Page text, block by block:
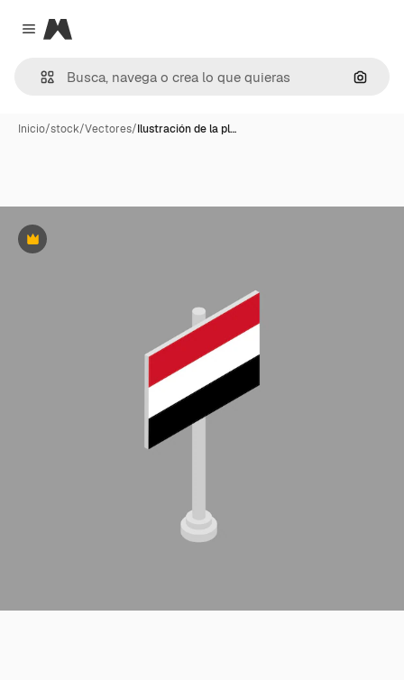
Close menu
Magnific
Inicio/stock/Vectores/Ilustración de la pl…
Premium